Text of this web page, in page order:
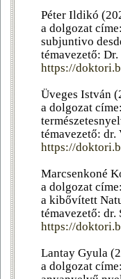
Péter Ildikó
a dolgozat
subjuntivo
témavezető:
https://
Üveges István
a dolgozat
témavezető:
https://
Marcsenkoné
a dolgozat
a kibővített
témavezető: dr.
https://
Lantay Gyula
a dolgozat